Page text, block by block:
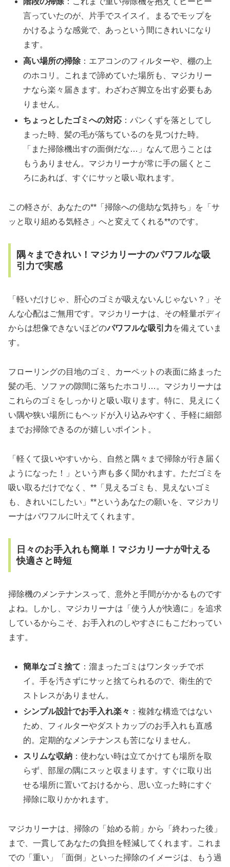
言っていたのが、片手でスイスイ。まるでモップを
かけるような感覚で、あっという間にきれいになり
ます。
高い場所の掃除：エアコンのフィルターや、棚の上
のホコリ。これまで諦めていた場所も、マジカリー
ナなら楽々届きます。わざわざ脚立を出す必要もあ
りません。
ちょっとしたゴミへの対応 ：パンくずを落としてし
まった時、髪の毛が落ちているのを見つけた時。
「また掃除機出すの面倒だな…」なんて思うことは
もうありません。マジカリーナが常に手の届くとこ
ろにあれば、すぐにサッと吸い取れます。
この軽さが、あなたの**「掃除への億劫な気持ち」を「サ
ッと取り組める気軽さ」へと変えてくれる**のです。
隅々まできれい！マジカリーナのパワフルな吸
引力で実感
「軽いだけじゃ、肝心のゴミが吸えないんじゃない？」そ
んな心配はご無用です。マジカリーナは、その軽量ボディ
からは想像できないほどのパワフルな吸引力を備えていま
す。
フローリングの目地のゴミ、カーペットの表面に絡まった
髪の毛、ソファの隙間に落ちたホコリ…。マジカリーナは
これらのゴミをしっかりと吸い取ります。特に、見えにく
い隅や狭い場所にもヘッドが入り込みやすく、手軽に細部
までお掃除できるのが嬉しいポイント。
「軽くて扱いやすいから、自然と隅々まで掃除が行き届く
ようになった！」という声も多く聞かれます。ただゴミを
吸い取るだけでなく、**「見えるゴミも、見えないゴミ
も、きれいにしたい」**というあなたの願いを、マジカリ
ーナはパワフルに叶えてくれます。
日々のお手入れも簡単！マジカリーナが叶える
快適さと時短
掃除機のメンテナンスって、意外と手間がかかるものです
よね。しかし、マジカリーナは「使う人が快適に」を追求
しているからこそ、お手入れのしやすさにもこだわってい
ます。
簡単なゴミ捨て ：溜まったゴミはワンタッチでポ
イ。手を汚さずにサッと捨てられるので、衛生的で
ストレスがありません。
シンプル設計でお手入れ楽々 ：複雑な構造ではない
ため、フィルターやダストカップのお手入れも直感
的。定期的なメンテナンスも苦になりません。
スリムな収納 ：使わない時は立てかけても場所を取
らず、部屋の隅にスッと収まります。すぐに取り出
せる場所に置いておけるから、思い立った時にすぐ
掃除に取りかかれます。
マジカリーナは、掃除の「始める前」から「終わった後」
まで、一貫してあなたの負担を軽減してくれます。これま
での「重い」「面倒」といった掃除のイメージは、もう過